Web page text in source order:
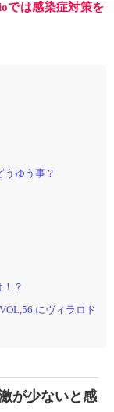
素酸水の完備 などを
塩素酸水の加湿器に
。 注意点としては
格好でいらしてく
ます。） お飲み物が
ーの方など必要な場
的な換気をおこない
けて常時換気をお
ます。 ３０分ごと
。 長時間メ
）にて夢のなかへ
確率を下げます。
ておりません） 人
るようにしていま
い（近距離を避け
出勤停止とします。
お飲み物の提供は控
方は事前にお買い求
では感染症対策を
うゆう事？
？
にヴィラロド
が少ないと感